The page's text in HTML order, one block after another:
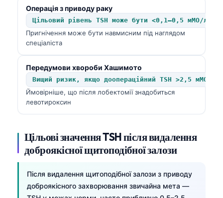
Операція з приводу раку
Цільовий рівень TSH може бути <0,1–0,5 мМО/л
Пригнічення може бути навмисним під наглядом
спеціаліста
Передумови хвороби Хашимото
Вищий ризик, якщо доопераційний TSH >2,5 мМО/л
Ймовірніше, що після лобектомії знадобиться
левотироксин
Цільові значення TSH після видалення
доброякісної щитоподібної залози
Після видалення щитоподібної залози з приводу
доброякісного захворювання звичайна мета —